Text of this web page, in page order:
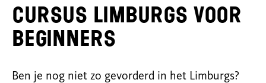
Cursus Limburgs voor
beginners
Ben je nog niet zo gevorderd in het Limburgs?